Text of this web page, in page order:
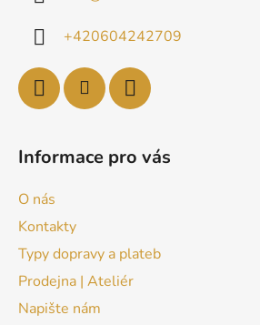
+420604242709
Informace pro vás
O nás
Kontakty
Typy dopravy a plateb
Prodejna | Ateliér
Napište nám